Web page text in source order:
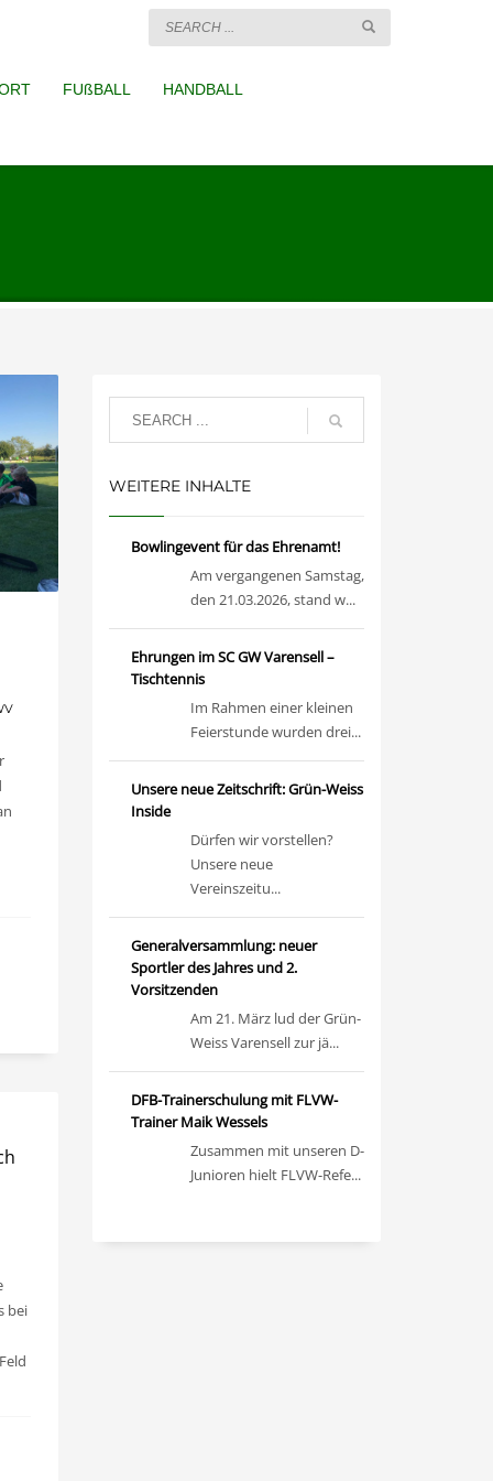
FUßBALL HANDBALL
bei
WEITERE INHALTE
Bowlingevent für das Ehrenamt!
Am vergangenen Samstag,
den 21.03.2026, stand w...
Ehrungen im SC GW Varensell –
Tischtennis
Im Rahmen einer kleinen
Feierstunde wurden drei...
Unsere neue Zeitschrift: Grün-Weiss
Inside
Dürfen wir vorstellen?
Unsere neue
Vereinszeitu...
Generalversammlung: neuer
Sportler des Jahres und 2.
Vorsitzenden
Am 21. März lud der Grün-
Weiss Varensell zur jä...
DFB-Trainerschulung mit FLVW-
Trainer Maik Wessels
Zusammen mit unseren D-
Junioren hielt FLVW-Refe...